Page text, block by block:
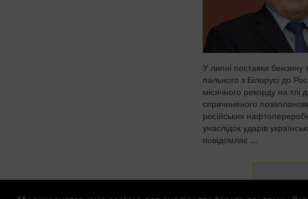
У липні поставки бензину
пального з Білорусі до
місячного рекорду на тлі
спричиненого
російських
унаслідок ударів
повідомляє ...